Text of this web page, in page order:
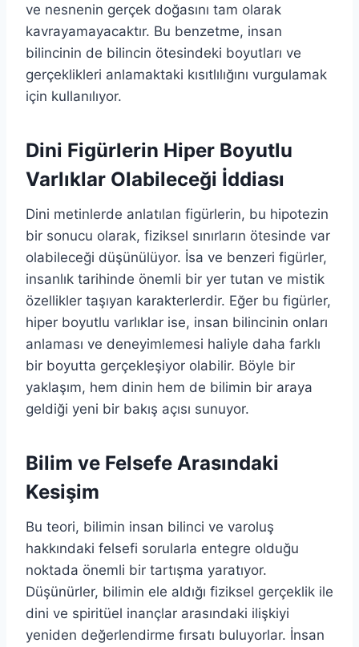
ve nesnenin gerçek doğasını tam olarak
kavrayamayacaktır. Bu benzetme, insan
bilincinin de bilincin ötesindeki boyutları ve
gerçeklikleri anlamaktaki kısıtlılığını vurgulamak
için kullanılıyor.
Dini Figürlerin Hiper Boyutlu
Varlıklar Olabileceği İddiası
Dini metinlerde anlatılan figürlerin, bu hipotezin
bir sonucu olarak, fiziksel sınırların ötesinde var
olabileceği düşünülüyor. İsa ve benzeri figürler,
insanlık tarihinde önemli bir yer tutan ve mistik
özellikler taşıyan karakterlerdir. Eğer bu figürler,
hiper boyutlu varlıklar ise, insan bilincinin onları
anlaması ve deneyimlemesi haliyle daha farklı
bir boyutta gerçekleşiyor olabilir. Böyle bir
yaklaşım, hem dinin hem de bilimin bir araya
geldiği yeni bir bakış açısı sunuyor.
Bilim ve Felsefe Arasındaki
Kesişim
Bu teori, bilimin insan bilinci ve varoluş
hakkındaki felsefi sorularla entegre olduğu
noktada önemli bir tartışma yaratıyor.
Düşünürler, bilimin ele aldığı fiziksel gerçeklik ile
dini ve spiritüel inançlar arasındaki ilişkiyi
yeniden değerlendirme fırsatı buluyorlar. İnsan